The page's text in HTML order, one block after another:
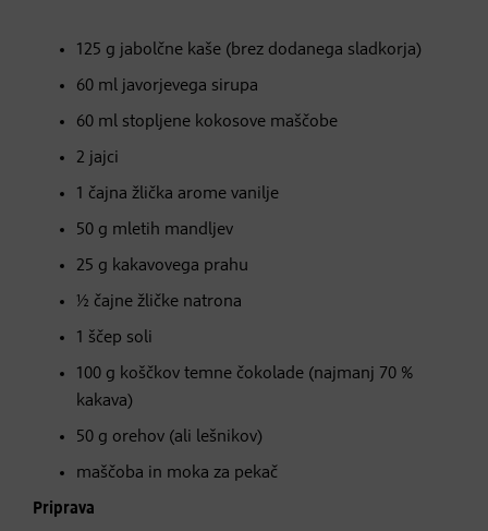
125 g jabolčne kaše (brez dodanega sladkorja)
60 ml javorjevega sirupa
60 ml stopljene kokosove maščobe
2 jajci
1 čajna žlička arome vanilje
50 g mletih mandljev
25 g kakavovega prahu
½ čajne žličke natrona
1 ščep soli
100 g koščkov temne čokolade (najmanj 70 %
kakava)
50 g orehov (ali lešnikov)
maščoba in moka za pekač
Priprava